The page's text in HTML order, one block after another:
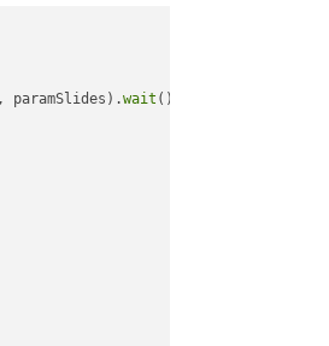
paramSlides).wait ();